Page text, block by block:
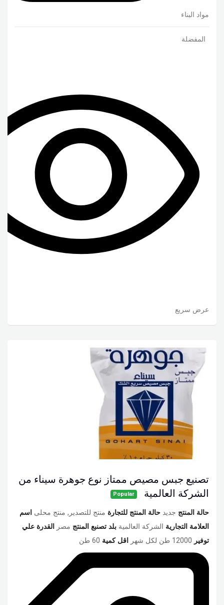
مواد البناء
المفضلة
عرض سريع
تصنيع جبس مصيص ممتاز نوع جوهرة سيناء من
الشركة العالمية
Popular
حالة المنتج جديد حالة المنتج للتجارة منتج للتصدير, منتج محلى اسم
العلامة التجارية الشركة العالمية بلد تصنبع المنتج مصر
القدرة علي
توفير 12000 طن لكل شهر اقل كمية 60 طن